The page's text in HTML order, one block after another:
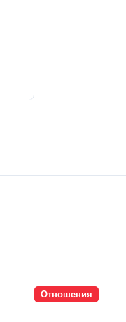
Отношения